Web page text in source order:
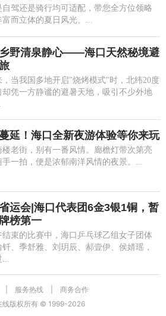
自驾还是骑行均可适配，带您全方位领略
而立体的夏日风光。...
野清泉静心——海口天然秘境避
，当我国多地开启"烧烤模式"时，北纬20度
却凭一方静谧的避暑天地，吸引不少外地
延！海口全新夜游体验等你来玩
楼老街，别有一番风情。廊檐灯带次第亮
手一拍，便是浓郁南洋风情的夜景。...
运会|海口代表团6金3银1铜，暂
榜第一
结束的比赛中，海口乒乓球乙组女子团体
钎、季舒雅、刘玥辰、郝壹伊、侯婧瑶，
服务热线
商务合作
线版权所有 © 1999-2026